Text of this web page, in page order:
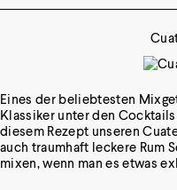
Eines der beliebtesten
Klassiker unter den
diesem Rezept unseren
auch traumhaft leckere Rum
mixen, wenn man es etwas